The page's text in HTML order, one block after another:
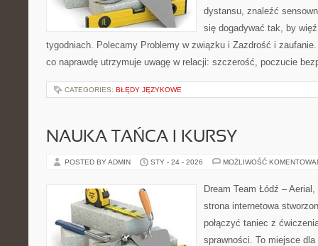
dystansu, znaleźć
się dogadywać tak, by
tygodniach. Polecamy Problemy w związku i Zazdrość i
co naprawdę utrzymuje uwagę w relacji: szczerość, poczucie
CATEGORIES: BŁĘDY JĘZYKOWE
NAUKA TAŃCA I KURSY
POSTED BY ADMIN STY - 24 - 2026 MOŻLIWOŚĆ
Dream Team Łódź –
strona internetowa
połączyć taniec z
sprawności. To miejsce